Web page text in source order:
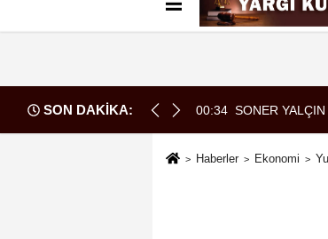
Künye İletişim Çerez
SON DAKİKA:
YEMEK MASASI MI PR ANLAŞMASI MI?
00:34 SONER
Haberler Ekonomi